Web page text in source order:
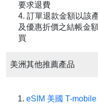
要求退費
4. 訂單退款金額以該
及優惠折價之結帳金
買
美洲其他推薦產品
eSIM 美國 T-